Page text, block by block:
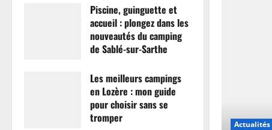
Piscine, guinguette et
accueil : plongez dans les
nouveautés du camping
de Sablé-sur-Sarthe
Les meilleurs campings
en Lozère : mon guide
pour choisir sans se
tromper
Actualités